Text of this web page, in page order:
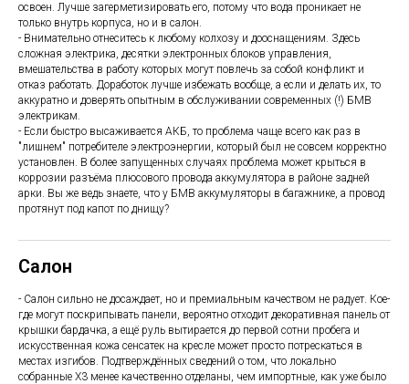
освоен. Лучше загерметизировать его, потому что вода проникает не
только внутрь корпуса, но и в салон.
- Внимательно отнеситесь к любому колхозу и дооснащениям. Здесь
сложная электрика, десятки электронных блоков управления,
вмешательства в работу которых могут повлечь за собой конфликт и
отказ работать. Доработок лучше избежать вообще, а если и делать их, то
аккуратно и доверять опытным в обслуживании современных (!) БМВ
электрикам.
- Если быстро высаживается АКБ, то проблема чаще всего как раз в
"лишнем" потребителе электроэнергии, который был не совсем корректно
установлен. В более запущенных случаях проблема может крыться в
коррозии разъёма плюсового провода аккумулятора в районе задней
арки. Вы же ведь знаете, что у БМВ аккумуляторы в багажнике, а провод
протянут под капот по днищу?
Салон
- Салон сильно не досаждает, но и премиальным качеством не радует. Кое-
где могут поскрипывать панели, вероятно отходит декоративная панель от
крышки бардачка, а ещё руль вытирается до первой сотни пробега и
искусственная кожа сенсатек на кресле может просто потрескаться в
местах изгибов. Подтверждённых сведений о том, что локально
собранные Х3 менее качественно отделаны, чем импортные, как уже было